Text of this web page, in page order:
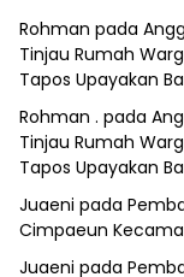
Rohman pada
Tinjau Rumah
Tapos Upayakan
Rohman . pada
Tinjau Rumah
Tapos Upayakan
Juaeni pada
Cimpaeun
Juaeni pada